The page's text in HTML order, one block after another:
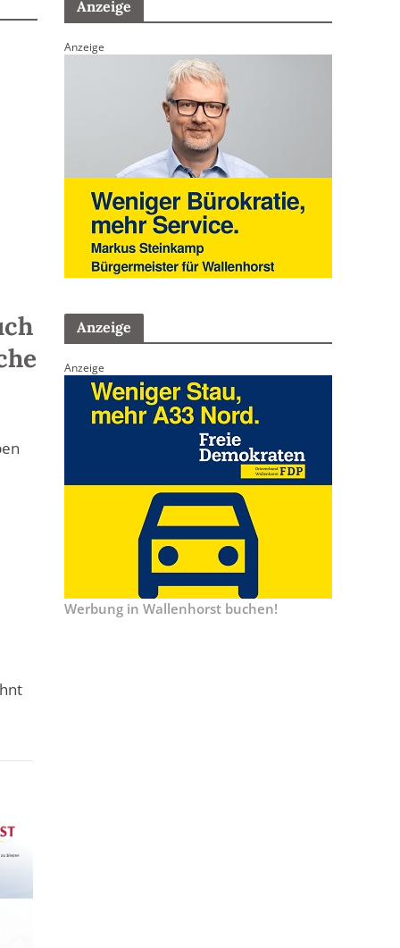
Anzeige
Anzeige
Anzeige
Anzeige
Werbung in Wallenhorst buchen!